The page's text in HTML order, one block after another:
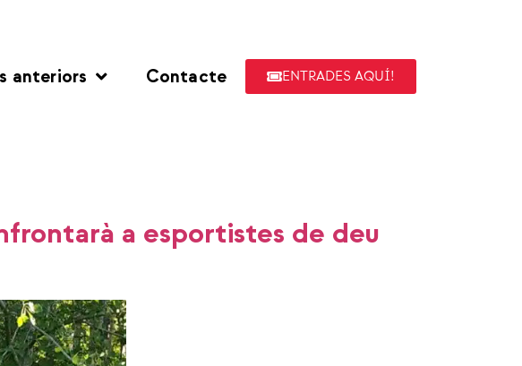
anteriors Contacte ENTRADES AQUÍ!
a esportistes de deu